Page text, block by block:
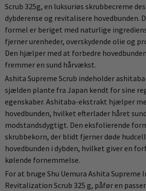
Scrub 325g, en luksuriøs skrubbecreme
dybderense og revitalisere hovedbunden.
formel er beriget med naturlige
fjerner urenheder, overskydende olie og
Den hjælper med at forbedre
fremmer en sund hårvækst.
Ashita Supreme Scrub indeholder
sjælden plante fra Japan kendt for sine
egenskaber. Ashitaba-ekstrakt hjælper
hovedbunden, hvilket efterlader håret
modstandsdygtigt. Den eksfolierende
skrubbekorn, der blidt fjerner døde
hovedbunden i dybden, hvilket giver en
kølende fornemmelse.
For at bruge Shu Uemura Ashita Supreme
Revitalization Scrub 325 g, påfør en